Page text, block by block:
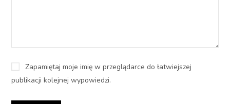
Zapamiętaj moje imię w przeglądarce do łatwiejszej
publikacji kolejnej wypowiedzi.